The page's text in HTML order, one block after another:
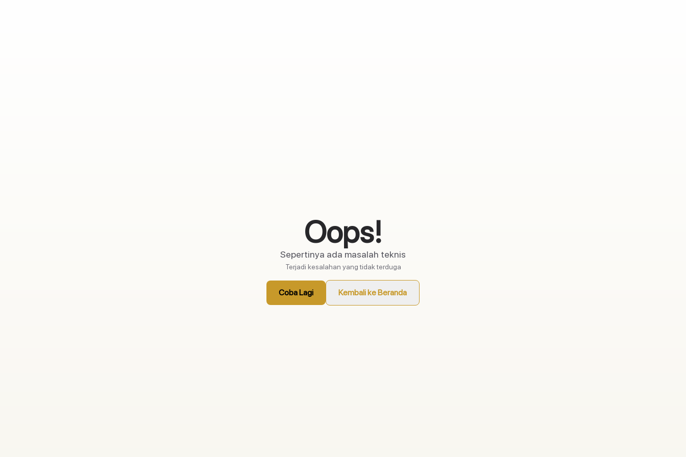
Oops!
Sepertinya ada masalah teknis
Terjadi kesalahan yang tidak terduga
Coba Lagi Kembali ke Beranda